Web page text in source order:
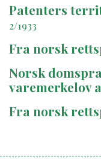
Patenters
2/1933
Fra norsk
Norsk
varemerkelov
Fra norsk